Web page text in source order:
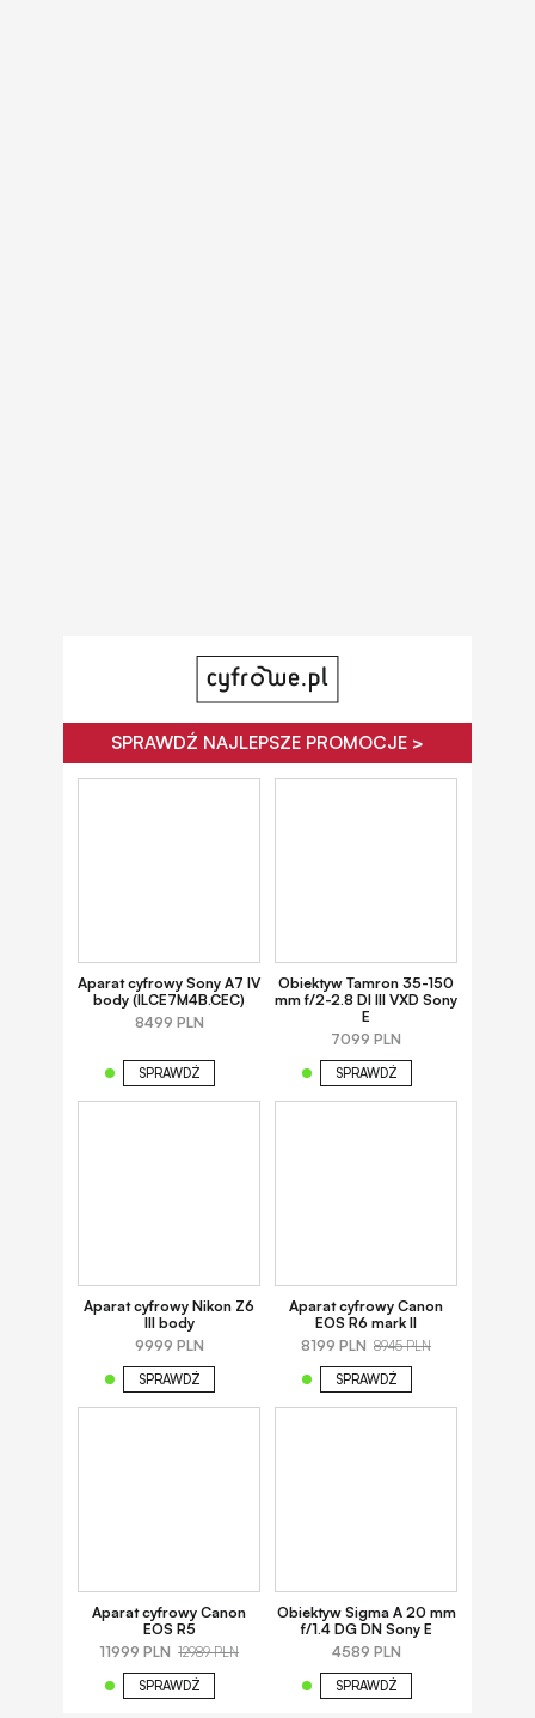
SPRAWDŹ NAJLEPSZE PROMOCJE >
Aparat cyfrowy Sony A7 IV
body (ILCE7M4B.CEC)
8499 PLN
SPRAWDŹ
Obiektyw Tamron 35-150
mm f/2-2.8 DI III VXD Sony
E
7099 PLN
SPRAWDŹ
Aparat cyfrowy Nikon Z6
III body
9999 PLN
SPRAWDŹ
Aparat cyfrowy Canon
EOS R6 mark II
8199 PLN 8945 PLN
SPRAWDŹ
Aparat cyfrowy Canon
EOS R5
11999 PLN 12989 PLN
SPRAWDŹ
Obiektyw Sigma A 20 mm
f/1.4 DG DN Sony E
4589 PLN
SPRAWDŹ